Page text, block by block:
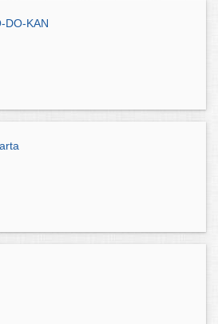
DO-KAN